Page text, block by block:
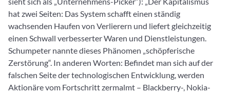
hat zwei Seiten: Das System schafft einen ständig
wachsenden Haufen von Verlierern und liefert gleichzeitig
einen Schwall verbesserter Waren und Dienstleistungen.
Schumpeter nannte dieses Phänomen „schöpferische
Zerstörung“. In anderen Worten: Befindet man sich auf der
falschen Seite der technologischen Entwicklung, werden
Aktionäre vom Fortschritt zermalmt – Blackberry-, Nokia-